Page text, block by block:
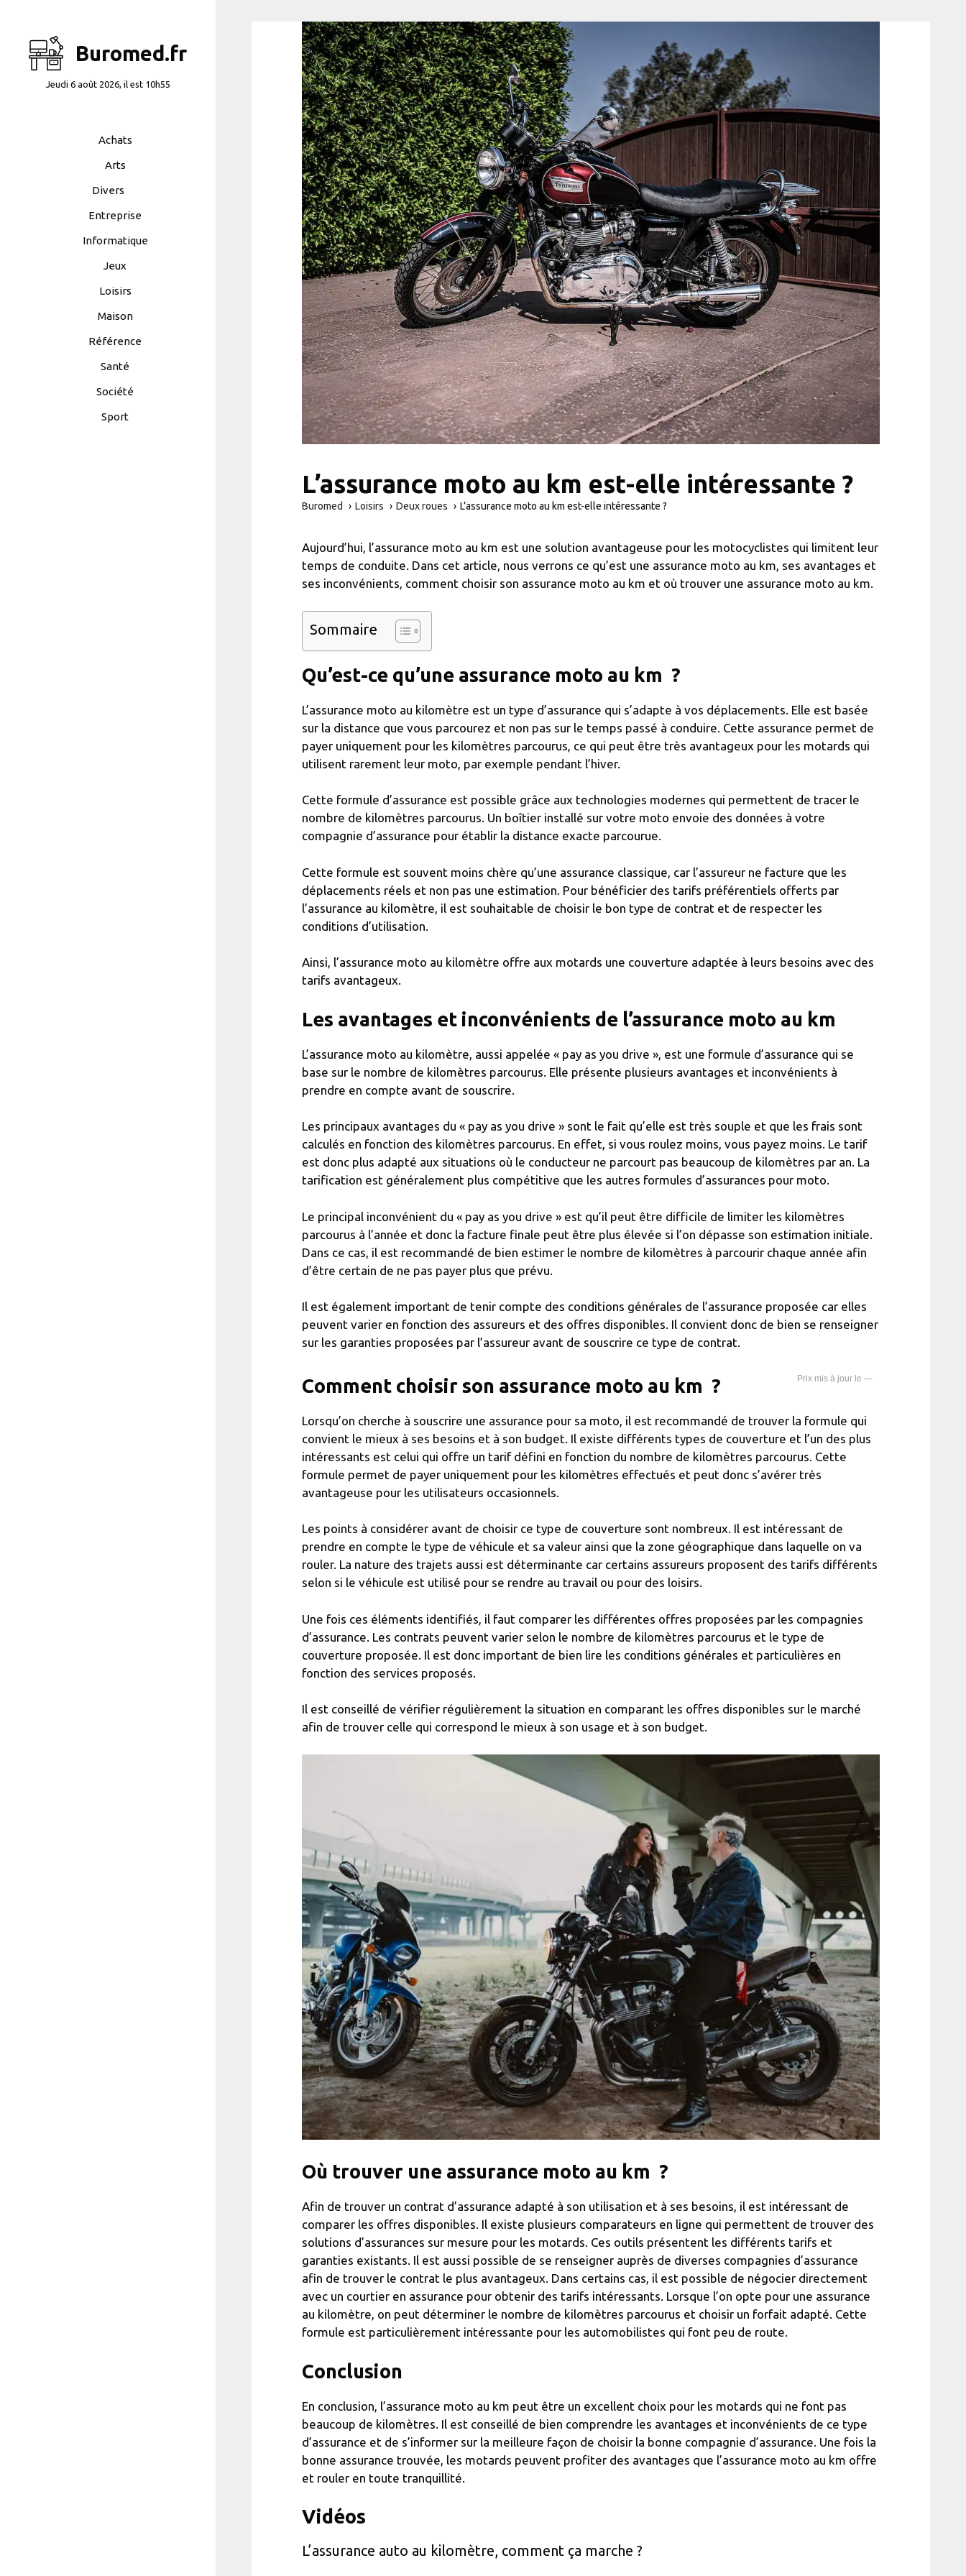
Buromed.fr
Achats
Arts
Divers
Entreprise
Informatique
Jeux
Loisirs
Maison
Référence
Santé
Société
Sport
Jeudi 6 août 2026, il est 10h55
L’assurance moto au km est-elle intéressante ?
Buromed Loisirs Deux roues L’assurance moto au km est-elle intéressante ?
Aujourd’hui, l’assurance moto au km est une solution avantageuse pour les motocyclistes qui limitent leur
temps de conduite. Dans cet article, nous verrons ce qu’est une assurance moto au km, ses avantages et
ses inconvénients, comment choisir son assurance moto au km et où trouver une assurance moto au km.
Sommaire
Qu’est-ce qu’une assurance moto au km ?
L’assurance moto au kilomètre est un type d’assurance qui s’adapte à vos déplacements. Elle est basée
sur la distance que vous parcourez et non pas sur le temps passé à conduire. Cette assurance permet de
payer uniquement pour les kilomètres parcourus, ce qui peut être très avantageux pour les motards qui
utilisent rarement leur moto, par exemple pendant l’hiver.
Cette formule d’assurance est possible grâce aux technologies modernes qui permettent de tracer le
nombre de kilomètres parcourus. Un boîtier installé sur votre moto envoie des données à votre
compagnie d’assurance pour établir la distance exacte parcourue.
Cette formule est souvent moins chère qu’une assurance classique, car l’assureur ne facture que les
déplacements réels et non pas une estimation. Pour bénéficier des tarifs préférentiels offerts par
l’assurance au kilomètre, il est souhaitable de choisir le bon type de contrat et de respecter les
conditions d’utilisation.
Ainsi, l’assurance moto au kilomètre offre aux motards une couverture adaptée à leurs besoins avec des
tarifs avantageux.
Les avantages et inconvénients de l’assurance moto au km
L’assurance moto au kilomètre, aussi appelée « pay as you drive », est une formule d’assurance qui se
base sur le nombre de kilomètres parcourus. Elle présente plusieurs avantages et inconvénients à
prendre en compte avant de souscrire.
Les principaux avantages du « pay as you drive » sont le fait qu’elle est très souple et que les frais sont
calculés en fonction des kilomètres parcourus. En effet, si vous roulez moins, vous payez moins. Le tarif
est donc plus adapté aux situations où le conducteur ne parcourt pas beaucoup de kilomètres par an. La
tarification est généralement plus compétitive que les autres formules d’assurances pour moto.
Le principal inconvénient du « pay as you drive » est qu’il peut être difficile de limiter les kilomètres
parcourus à l’année et donc la facture finale peut être plus élevée si l’on dépasse son estimation initiale.
Dans ce cas, il est recommandé de bien estimer le nombre de kilomètres à parcourir chaque année afin
d’être certain de ne pas payer plus que prévu.
Il est également important de tenir compte des conditions générales de l’assurance proposée car elles
peuvent varier en fonction des assureurs et des offres disponibles. Il convient donc de bien se renseigner
sur les garanties proposées par l’assureur avant de souscrire ce type de contrat.
—
Comment choisir son assurance moto au km ?
Lorsqu’on cherche à souscrire une assurance pour sa moto, il est recommandé de trouver la formule qui
convient le mieux à ses besoins et à son budget. Il existe différents types de couverture et l’un des plus
intéressants est celui qui offre un tarif défini en fonction du nombre de kilomètres parcourus. Cette
formule permet de payer uniquement pour les kilomètres effectués et peut donc s’avérer très
avantageuse pour les utilisateurs occasionnels.
Les points à considérer avant de choisir ce type de couverture sont nombreux. Il est intéressant de
prendre en compte le type de véhicule et sa valeur ainsi que la zone géographique dans laquelle on va
rouler. La nature des trajets aussi est déterminante car certains assureurs proposent des tarifs différents
selon si le véhicule est utilisé pour se rendre au travail ou pour des loisirs.
Une fois ces éléments identifiés, il faut comparer les différentes offres proposées par les compagnies
d’assurance. Les contrats peuvent varier selon le nombre de kilomètres parcourus et le type de
couverture proposée. Il est donc important de bien lire les conditions générales et particulières en
fonction des services proposés.
Il est conseillé de vérifier régulièrement la situation en comparant les offres disponibles sur le marché
afin de trouver celle qui correspond le mieux à son usage et à son budget.
Où trouver une assurance moto au km ?
Afin de trouver un contrat d’assurance adapté à son utilisation et à ses besoins, il est intéressant de
comparer les offres disponibles. Il existe plusieurs comparateurs en ligne qui permettent de trouver des
solutions d’assurances sur mesure pour les motards. Ces outils présentent les différents tarifs et
garanties existants. Il est aussi possible de se renseigner auprès de diverses compagnies d’assurance
afin de trouver le contrat le plus avantageux. Dans certains cas, il est possible de négocier directement
avec un courtier en assurance pour obtenir des tarifs intéressants. Lorsque l’on opte pour une assurance
au kilomètre, on peut déterminer le nombre de kilomètres parcourus et choisir un forfait adapté. Cette
formule est particulièrement intéressante pour les automobilistes qui font peu de route.
Conclusion
En conclusion, l’assurance moto au km peut être un excellent choix pour les motards qui ne font pas
beaucoup de kilomètres. Il est conseillé de bien comprendre les avantages et inconvénients de ce type
d’assurance et de s’informer sur la meilleure façon de choisir la bonne compagnie d’assurance. Une fois la
bonne assurance trouvée, les motards peuvent profiter des avantages que l’assurance moto au km offre
et rouler en toute tranquillité.
Vidéos
L’assurance auto au kilomètre, comment ça marche ?